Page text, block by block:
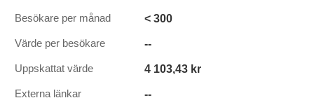
Besökare per månad < 300
Värde per besökare --
Uppskattat värde 4 103,43 kr
Externa länkar --